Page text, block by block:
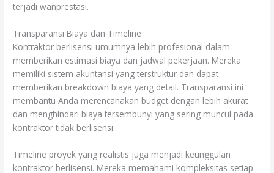
terjadi wanprestasi.
Transparansi Biaya dan Timeline
Kontraktor berlisensi umumnya lebih profesional dalam
memberikan estimasi biaya dan jadwal pekerjaan. Mereka
memiliki sistem akuntansi yang terstruktur dan dapat
memberikan breakdown biaya yang detail. Transparansi ini
membantu Anda merencanakan budget dengan lebih akurat
dan menghindari biaya tersembunyi yang sering muncul pada
kontraktor tidak berlisensi.
Timeline proyek yang realistis juga menjadi keunggulan
kontraktor berlisensi. Mereka memahami kompleksitas setiap